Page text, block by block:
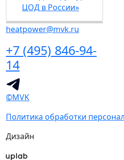
ЦОД в России»
heatpower@mvk.ru
+7 (495) 846-94-
14
©MVK
Политика обработки
Дизайн